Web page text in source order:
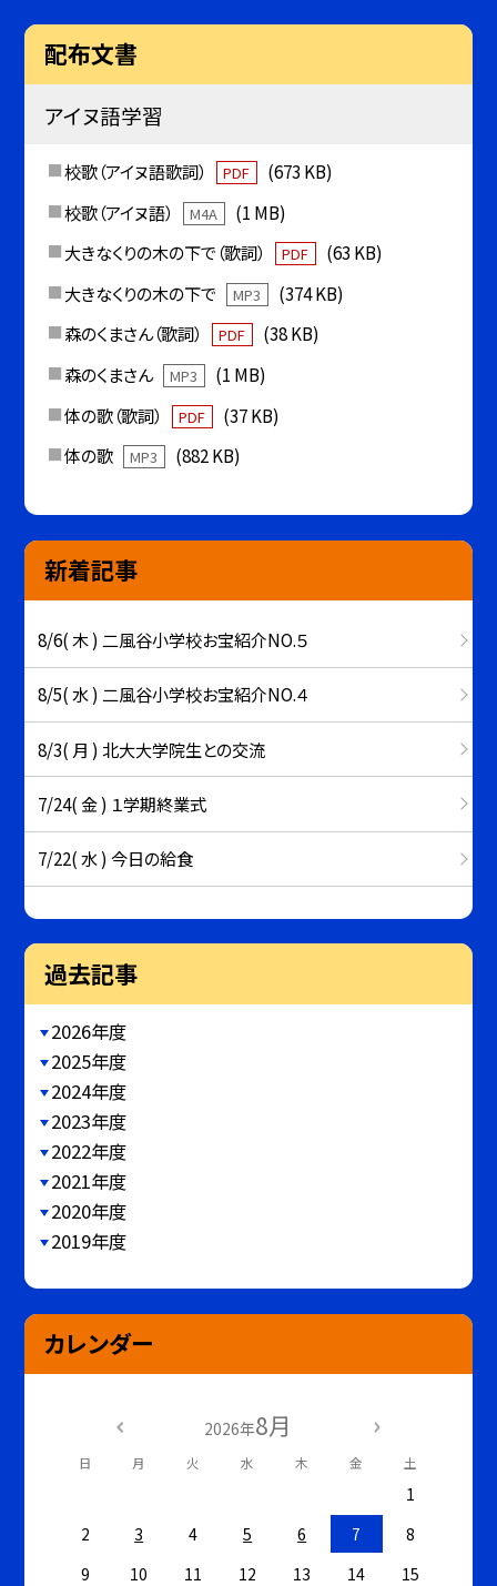
配布文書
アイヌ語学習
校歌（アイヌ語歌詞） PDF
(673 KB)
校歌（アイヌ語）
M4A
(1 MB)
大きなくりの木の下で（歌詞）
PDF
(63 KB)
大きなくりの木の下で
MP3
(374 KB)
森のくまさん（歌詞）
PDF
(38 KB)
森のくまさん
MP3
(1 MB)
体の歌（歌詞）
PDF
(37 KB)
体の歌
MP3 (882 KB)
新着記事
8/6( 木 ) 二風谷小学校お宝紹介NO.５
8/5( 水 ) 二風谷小学校お宝紹介NO.４
8/3( 月 ) 北大大学院生との交流
7/24( 金 ) １学期終業式
7/22( 水 ) 今日の給食
過去記事
2026年度
2025年度
2024年度
2023年度
2022年度
2021年度
2020年度
2019年度
カレンダー
2026年8月
日 月 火 水 木 金 土
1
2
3 4 5 6 7
8
9
10 11 12 13 14
15